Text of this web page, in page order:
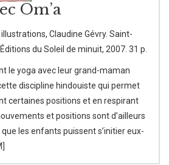
Om’a
Claudine Gévry. Saint-
du Soleil de minuit, 2007. 31 p.
le yoga avec leur grand-maman
discipline hindouiste qui permet
certaines positions et en respirant
et positions sont d’ailleurs
les enfants puissent s’initier eux-